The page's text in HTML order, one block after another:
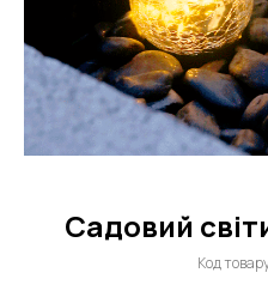
Садовий
Код